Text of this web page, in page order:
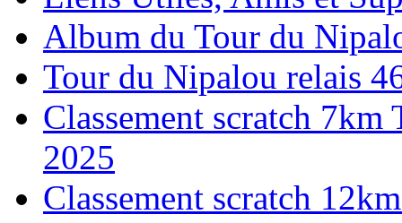
Album du Tour du
Tour du Nipalou relais
Classement scratch
2025
Classement scratch